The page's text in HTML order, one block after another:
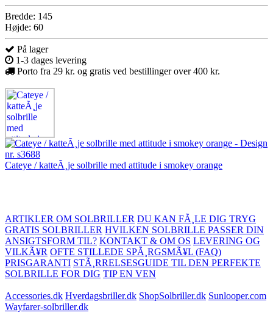
Bredde: 145
Højde: 60
På lager
1-3 dages levering
Porto fra 29 kr. og gratis ved bestillinger over 400 kr.
Cateye / katteÃ¸je solbrille med attitude i smokey orange
ARTIKLER OM SOLBRILLER DU KAN FÃ¸LE DIG TRYG
GRATIS SOLBRILLER HVILKEN SOLBRILLE PASSER DIN
ANSIGTSFORM TIL? KONTAKT & OM OS LEVERING OG
VILKÃ¥R OFTE STILLEDE SPÃ¸RGSMÃ¥L (FAQ)
PRISGARANTI STÃ¸RRELSESGUIDE TIL DEN PERFEKTE
SOLBRILLE FOR DIG TIP EN VEN
Accessories.dk Hverdagsbriller.dk ShopSolbriller.dk Sunlooper.com
Wayfarer-solbriller.dk